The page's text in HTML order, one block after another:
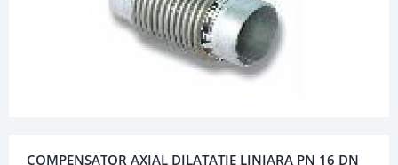
COMPENSATOR AXIAL DILATATIE LINIARA PN 16 DN